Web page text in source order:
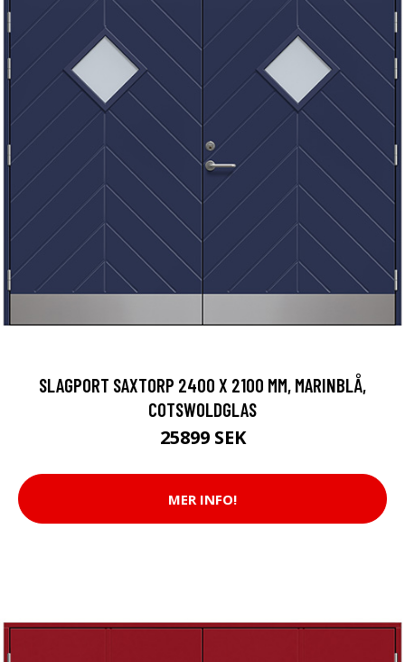
SLAGPORT SAXTORP 2400 X 2100 MM, MARINBLÅ,
COTSWOLDGLAS
25899 SEK
MER INFO!